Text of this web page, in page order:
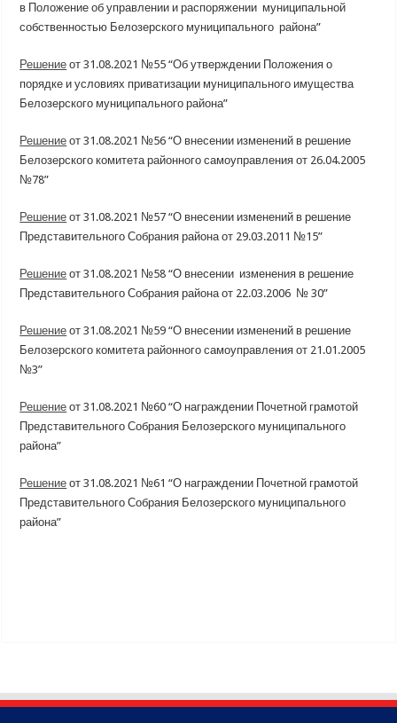
в Положение об управлении и распоряжении муниципальной
собственностью Белозерского муниципального района”
Решение от 31.08.2021 №55 “Об утверждении Положения о
порядке и условиях приватизации муниципального имущества
Белозерского муниципального района”
Решение от 31.08.2021 №56 “О внесении изменений в решение
Белозерского комитета районного самоуправления от 26.04.2005
№78”
Решение от 31.08.2021 №57 “О внесении изменений в решение
Представительного Собрания района от 29.03.2011 №15”
Решение от 31.08.2021 №58 “О внесении изменения в решение
Представительного Собрания района от 22.03.2006 № 30”
Решение от 31.08.2021 №59 “О внесении изменений в решение
Белозерского комитета районного самоуправления от 21.01.2005
№3”
Решение от 31.08.2021 №60 “О награждении Почетной грамотой
Представительного Собрания Белозерского муниципального
района”
Решение от 31.08.2021 №61 “О награждении Почетной грамотой
Представительного Собрания Белозерского муниципального
района”